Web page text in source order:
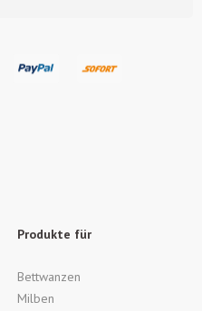
Produkte für
Bettwanzen
Milben